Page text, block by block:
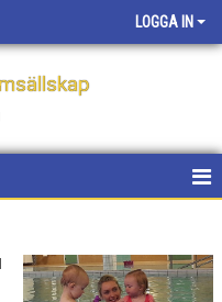
LOGGA IN